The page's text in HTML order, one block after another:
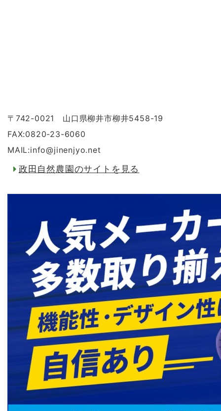
〒742-0021 山口県柳井市柳井5458-19
FAX:0820-23-6060
MAIL:info@jinenjyo.net
政田自然農園のサイトを見る